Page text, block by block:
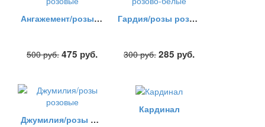
Ангажемент/розы розовые
500руб. 475 руб.
Гардия/розы розово-белые
300руб. 285 руб.
Джумилия/розы розовые
Кардинал